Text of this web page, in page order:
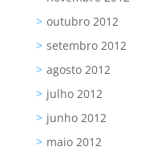
outubro 2012
setembro 2012
agosto 2012
julho 2012
junho 2012
maio 2012